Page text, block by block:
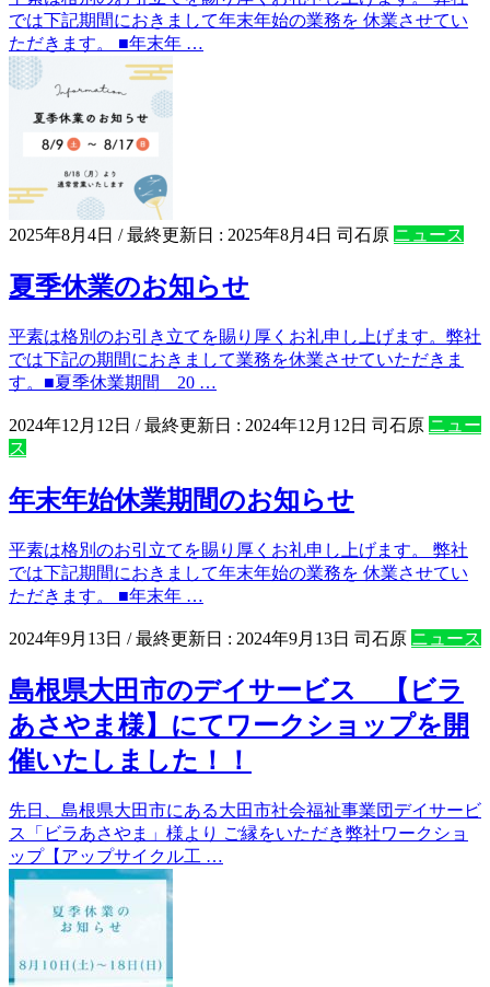
では下記期間におきまして年末年始の業務を 休業させてい
ただきます。 ■年末年 …
2025年8月4日 / 最終更新日 : 2025年8月4日 司石原 ニュース
夏季休業のお知らせ
平素は格別のお引き立てを賜り厚くお礼申し上げます。弊社
では下記の期間におきまして業務を休業させていただきま
す。■夏季休業期間 20 …
2024年12月12日 / 最終更新日 : 2024年12月12日 司石原 ニュー
ス
年末年始休業期間のお知らせ
平素は格別のお引立てを賜り厚くお礼申し上げます。 弊社
では下記期間におきまして年末年始の業務を 休業させてい
ただきます。 ■年末年 …
2024年9月13日 / 最終更新日 : 2024年9月13日 司石原 ニュース
島根県大田市のデイサービス 【ビラ
あさやま様】にてワークショップを開
催いたしました！！
先日、島根県大田市にある大田市社会福祉事業団デイサービ
ス「ビラあさやま」様より ご縁をいただき弊社ワークショ
ップ【アップサイクル工 …